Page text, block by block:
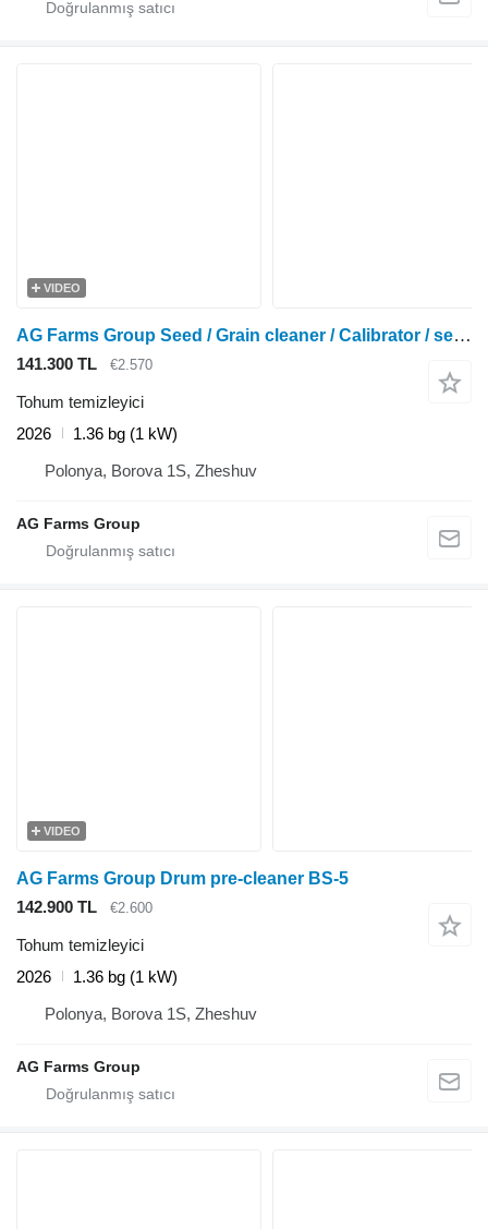
VIDEO
AG Farms Group Seed / Grain cleaner / Calibrator / separator UKS 0.6
141.300 TL €2.570
Tohum temizleyici
2026
1.36 bg (1 kW)
Polonya, Borova 1S, Zheshuv
AG Farms Group
VIDEO
AG Farms Group Drum pre-cleaner BS-5
142.900 TL
€2.600
Tohum temizleyici
2026
1.36 bg (1 kW)
Polonya, Borova 1S, Zheshuv
AG Farms Group